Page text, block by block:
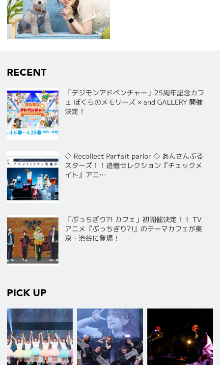
RECENT
「デジモンアドベンチャー」25周年記念カフ
ェ ぼくらのメモリーズ × and GALLERY 開催
決定！
◇ Recollect Parfait parlor ◇ あんさんぶる
スターズ！！追憶セレクション『チェックメ
イト』アニ…
「ぶっちぎり?! カフェ」初開催決定！！ TV
アニメ『ぶっちぎり?!』のテーマカフェが東
京・渋谷に登場！
PICK UP